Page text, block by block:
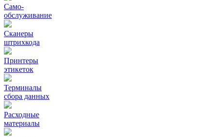
Само-
обслуживание
Сканеры
штрихкода
Принтеры
этикеток
Терминалы
сбора данных
Расходные
материалы